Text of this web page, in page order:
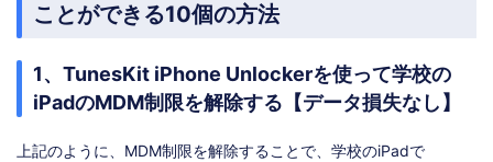
ことができる10個の方法
1、TunesKit iPhone Unlockerを使って学校の
iPadのMDM制限を解除する【データ損失なし】
上記のように、MDM制限を解除することで、学校のiPadで